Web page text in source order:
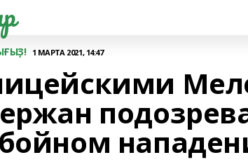
1 МАРТА 2021, 14:47